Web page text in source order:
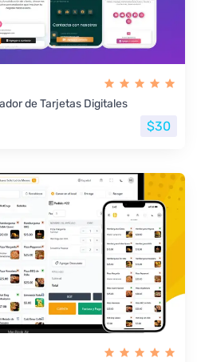
de Tarjetas Digitales
$30